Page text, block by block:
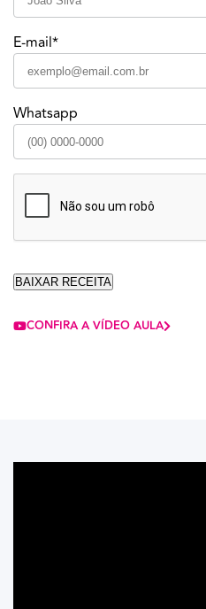
E-mail*
Whatsapp
CONFIRA A VÍDEO AULA